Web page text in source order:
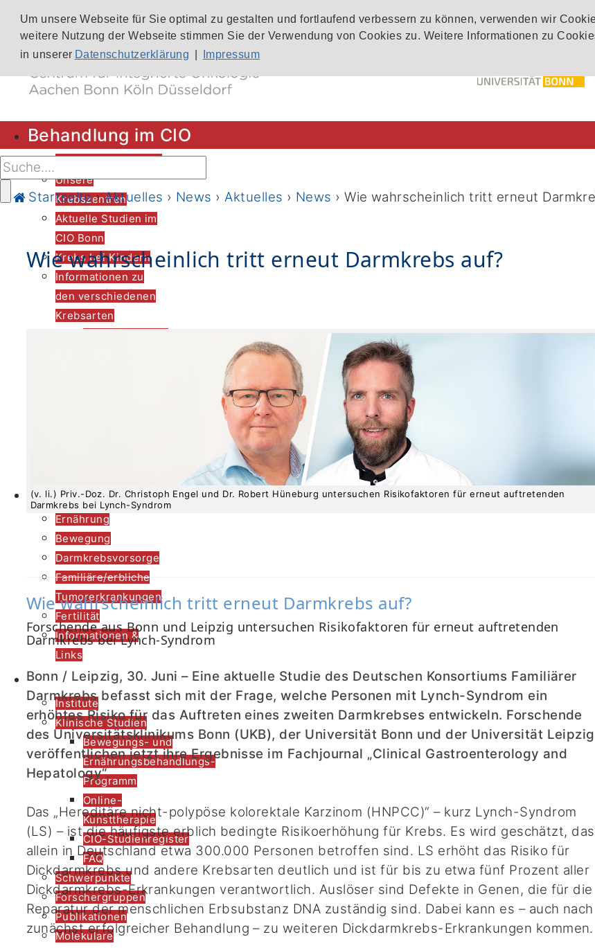
Um unsere Webseite für Sie optimal zu gestalten und fortlaufend verbessern zu können, verwenden wir
weitere Nutzung der Webseite stimmen Sie der Verwendung von Cookies zu. Weitere Informationen zu
in unserer Datenschutzerklärung Impressum
Behandlung im CIO
CIO-Patientenlotsen
Unsere
Krebszentren
Aktuelle Studien im
CIO Bonn
Krebs bei Kindern
Informationen zu
den verschiedenen
Krebsarten
Prävention
Ernährung
Bewegung
Darmkrebsvorsorge
Familiäre/erbliche
Tumorerkrankungen
Fertilität
Informationen &
Links
Forschung
Institute
Klinische Studien
Bewegungs- und
Ernährungsbehandlungs-
Programm
Online-
Kunsttherapie
CIO-Studienregister
FAQ
Schwerpunkte
Forschergruppen
Publikationen
Molekulare
Startseite›Aktuelles › News ›Aktuelles › News ›Wie wahrscheinlich tritt erneut
Wie wahrscheinlich tritt erneut Darmkrebs auf?
(v. li.) Priv.-Doz. Dr. Christoph Engel und Dr. Robert Hüneburg untersuchen Risikofaktoren für erneut auftretenden
Darmkrebs bei Lynch-Syndrom
Wie wahrscheinlich tritt erneut Darmkrebs auf?
Forschende aus Bonn und Leipzig untersuchen Risikofaktoren für erneut auftretenden
Darmkrebs bei Lynch-Syndrom
Bonn / Leipzig, 30. Juni – Eine aktuelle Studie des Deutschen Konsortiums Familiärer
Darmkrebs befasst sich mit der Frage, welche Personen mit Lynch-Syndrom ein
erhöhtes Risiko für das Auftreten eines zweiten Darmkrebses entwickeln. Forschende
des Universitätsklinikums Bonn (UKB), der Universität Bonn und der Universität Leipzig
veröffentlichen jetzt ihre Ergebnisse im Fachjournal „Clinical Gastroenterology and
Hepatology“.
Das „Hereditäre nicht-polypöse kolorektale Karzinom (HNPCC)“ – kurz Lynch-Syndrom
(LS) – ist die häufigste erblich bedingte Risikoerhöhung für Krebs. Es wird geschätzt,
allein in Deutschland etwa 300.000 Personen betroffen sind. LS erhöht das Risiko für
Dickdarmkrebs und andere Krebsarten deutlich und ist für bis zu etwa fünf Prozent aller
Dickdarmkrebs-Erkrankungen verantwortlich. Auslöser sind Defekte in Genen, die für die
Reparatur der menschlichen Erbsubstanz DNA zuständig sind. Dabei kann es – auch nach
zunächst erfolgreicher Behandlung – zu weiteren Dickdarmkrebs-Erkrankungen kommen.